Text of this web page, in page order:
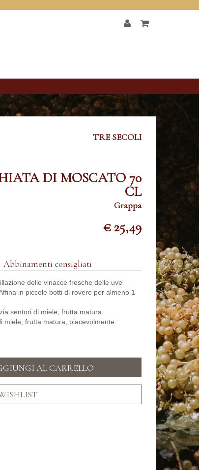
TRE SECOLI
DI MOSCATO 70
CL
Grappa
€ 25,49
Abbinamenti consigliati
delle vinacce fresche delle uve
in piccole botti di rovere per almeno 1
sentori di miele, frutta matura.
miele, frutta matura, piacevolmente
AL CARRELLO